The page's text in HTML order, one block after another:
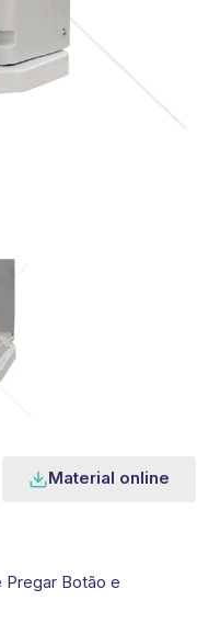
Material online
Pregar Botão e